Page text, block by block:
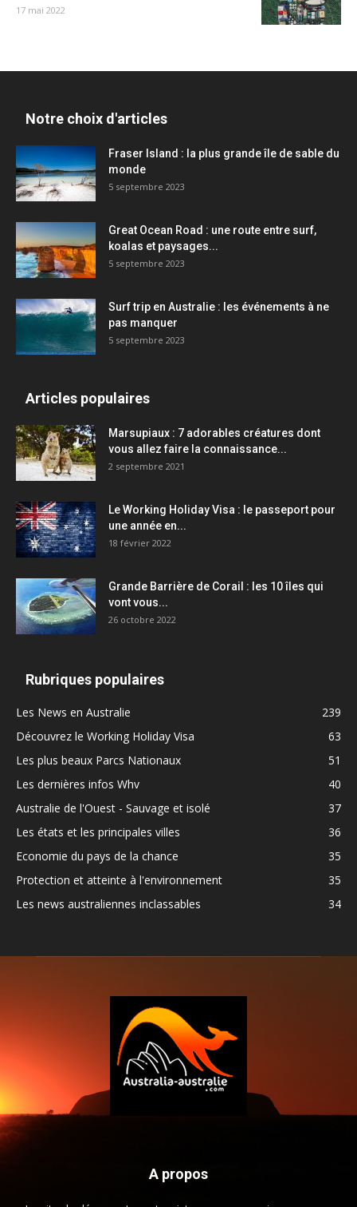
17 mai 2022
Notre choix d'articles
Fraser Island : la plus grande île de sable du
monde
5 septembre 2023
Great Ocean Road : une route entre surf,
koalas et paysages...
5 septembre 2023
Surf trip en Australie : les événements à ne
pas manquer
5 septembre 2023
Articles populaires
Marsupiaux : 7 adorables créatures dont
vous allez faire la connaissance...
2 septembre 2021
Le Working Holiday Visa : le passeport pour
une année en...
18 février 2022
Grande Barrière de Corail : les 10 îles qui
vont vous...
26 octobre 2022
Rubriques populaires
Les News en Australie
239
Découvrez le Working Holiday Visa
63
Les plus beaux Parcs Nationaux
51
Les dernières infos Whv
40
Australie de l'Ouest - Sauvage et isolé
37
Les états et les principales villes
36
Economie du pays de la chance
35
Protection et atteinte à l'environnement
35
Les news australiennes inclassables
34
A propos